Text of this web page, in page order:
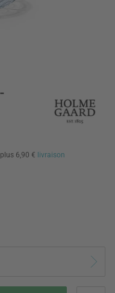
plus 6,90 € livraison